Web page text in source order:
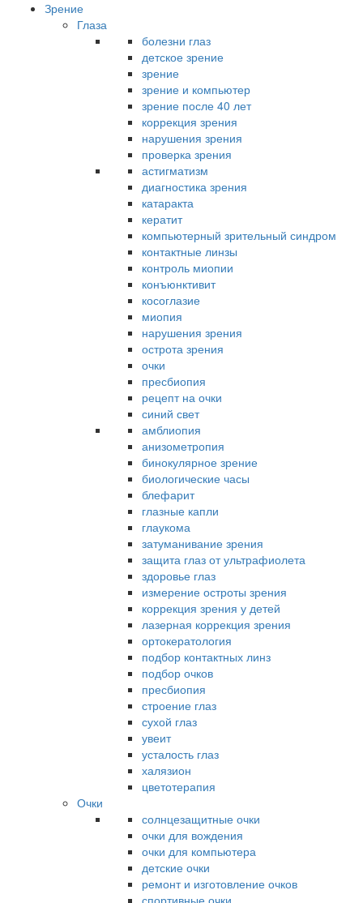
Зрение
Глаза
болезни глаз
детское зрение
зрение
зрение и компьютер
зрение после 40 лет
коррекция зрения
нарушения зрения
проверка зрения
астигматизм
диагностика зрения
катаракта
кератит
компьютерный зрительный синдром
контактные линзы
контроль миопии
конъюнктивит
косоглазие
миопия
нарушения зрения
острота зрения
очки
пресбиопия
рецепт на очки
синий свет
амблиопия
анизометропия
бинокулярное зрение
биологические часы
блефарит
глазные капли
глаукома
затуманивание зрения
защита глаз от ультрафиолета
здоровье глаз
измерение остроты зрения
коррекция зрения у детей
лазерная коррекция зрения
ортокератология
подбор контактных линз
подбор очков
пресбиопия
строение глаз
сухой глаз
увеит
усталость глаз
халязион
цветотерапия
Очки
солнцезащитные очки
очки для вождения
очки для компьютера
детские очки
ремонт и изготовление очков